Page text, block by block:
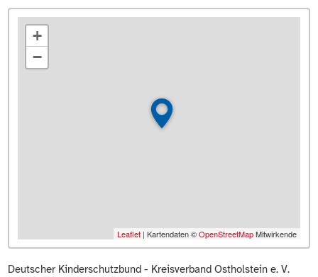
+
−
Leaflet | Kartendaten ©OpenStreetMapMitwirkende
Deutscher Kinderschutzbund - Kreisverband Ostholstein e. V.